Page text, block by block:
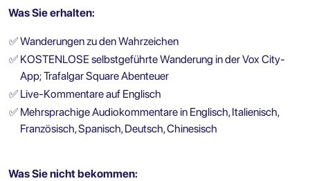
Was Sie erhalten:
✅Wanderungen zu den Wahrzeichen
✅ KOSTENLOSE selbstgeführte Wanderung in der Vox City-
App; Trafalgar Square Abenteuer
✅ Live-Kommentare auf Englisch
✅ Mehrsprachige Audiokommentare in Englisch, Italienisch,
Französisch, Spanisch, Deutsch, Chinesisch
Was Sie nicht bekommen: